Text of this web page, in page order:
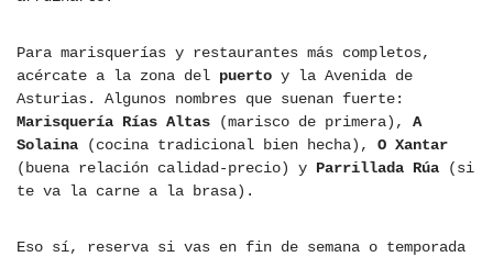
Para marisquerías y restaurantes más completos,
acércate a la zona del puerto y la Avenida de
Asturias. Algunos nombres que suenan fuerte:
Marisquería Rías Altas (marisco de primera), A
Solaina (cocina tradicional bien hecha), O Xantar
(buena relación calidad-precio) y Parrillada Rúa (si
te va la carne a la brasa).
Eso sí, reserva si vas en fin de semana o temporada